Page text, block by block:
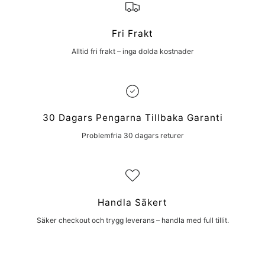
Fri Frakt
Alltid fri frakt – inga dolda kostnader
30 Dagars Pengarna Tillbaka Garanti
Problemfria 30 dagars returer
Handla Säkert
Säker checkout och trygg leverans – handla med full tillit.